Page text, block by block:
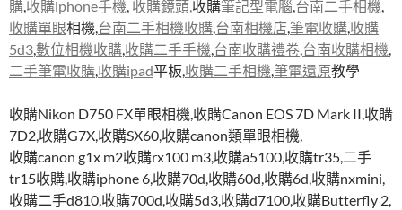
購,收購iphone手機, 收購鏡頭,收購筆記型電腦,台南二手相機,
收購單眼相機,台南二手相機收購,台南相機店,筆電收購,收購
5d3,數位相機收購,收購二手手機,台南收購禮卷,台南收購相機,
二手筆電收購,收購ipad平板,收購二手相機,筆電還原教學
收購Nikon D750 FX單眼相機,收購Canon EOS 7D Mark II,收購
7D2,收購G7X,收購SX60,收購canon類單眼相機,
收購canon g1x m2收購rx100 m3,收購a5100,收購tr35,二手
tr15收購,收購iphone 6,收購70d,收購60d,收購6d,收購nxmini,
收購二手d810,收購700d,收購5d3,收購d7100,收購Butterfly 2,